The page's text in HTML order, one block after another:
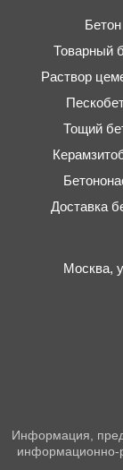
Бетон
Товарный
Раствор
Тощий
Доставка
Москва,
Информация,
информационно-